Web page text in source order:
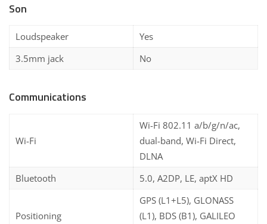
Son
Loudspeaker
Yes
3.5mm jack
No
Communications
Wi-Fi
Wi-Fi 802.11 a/b/g/n/ac,
dual-band, Wi-Fi Direct,
DLNA
Bluetooth
5.0, A2DP, LE, aptX HD
Positioning
GPS (L1+L5), GLONASS
(L1), BDS (B1), GALILEO